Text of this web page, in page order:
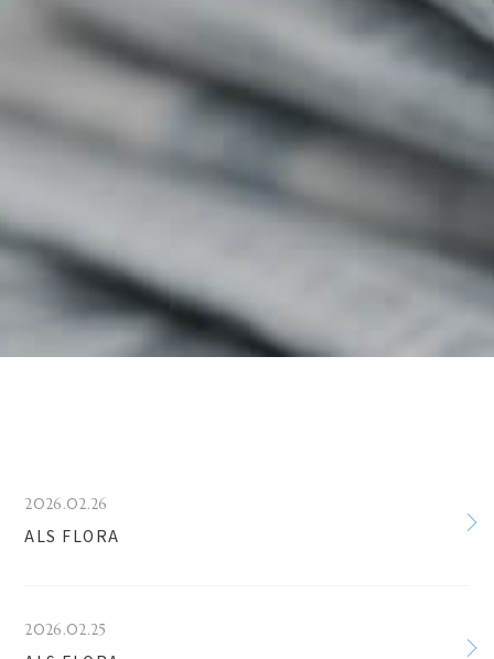
2026.02.26
ALS FLORA
2026.02.25